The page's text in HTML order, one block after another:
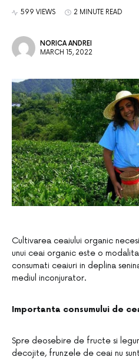
599 VIEWS 2 MINUTE READ
NORICA ANDREI
MARCH 15, 2022
Cultivarea ceaiului organic
unui ceai organic este o
consumati ceaiuri in deplina
mediul inconjurator.
Importanta consumului de
Spre deosebire de fructe si
decojite, frunzele de ceai nu